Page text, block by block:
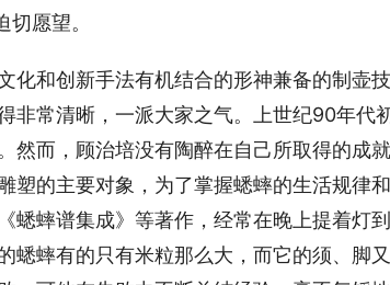
愿望。
和创新手法有机结合的形神兼备的制壶技
非常清晰，一派大家之气。上世纪90年代
然而，顾治培没有陶醉在自己所取得的成就
塑的主要对象，为了掌握蟋蟀的生活规律
蟋蟀谱集成》等著作，经常在晚上提着灯
蟋蟀有的只有米粒那么大，而它的须、脚